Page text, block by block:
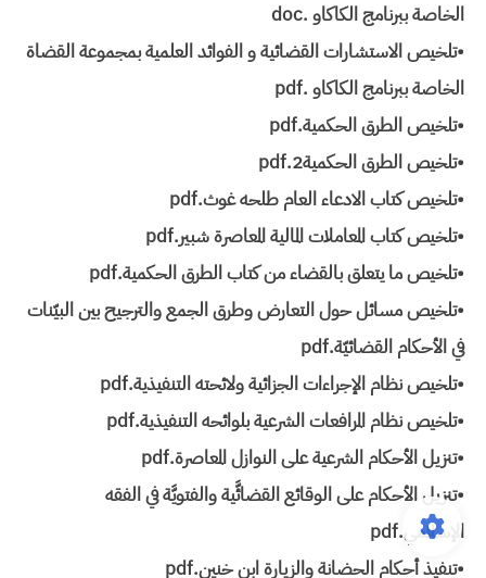
الخاصة ببرنامج الكاكاو .doc
•تلخيص الاستشارات القضائية و الفوائد العلمية بمجموعة القضاة
الخاصة ببرنامج الكاكاو .pdf
•تلخيص الطرق الحكمية.pdf
•تلخيص الطرق الحكمية2.pdf
•تلخيص كتاب الادعاء العام طلحه غوث.pdf
•تلخيص كتاب المعاملات المالية المعاصرة شبير.pdf
•تلخيص ما يتعلق بالقضاء من كتاب الطرق الحكمية.pdf
•تلخيص مسائل حول التعارض وطرق الجمع والترجيح بين البيّنات
في الأحكام القضائيّة.pdf
•تلخيص نظام الإجراءات الجزائية ولائحته التنفيذية.pdf
•تلخيص نظام المرافعات الشرعية بلوائحه التنفيذية.pdf
•تنزيل الأحكام الشرعية على النوازل المعاصرة.pdf
•تنزيل الأحكام على الوقائع القضائَّية والفتويَّة في الفقه
الإسلامي.pdf
•تنفيذ أحكام الحضانة والزيارة ابن خنين.pdf